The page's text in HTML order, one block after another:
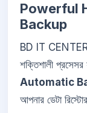
Powerful
Backup
BD IT CENTER
শক্তিশালী প্রসেসর
Automatic
আপনার ডেটা